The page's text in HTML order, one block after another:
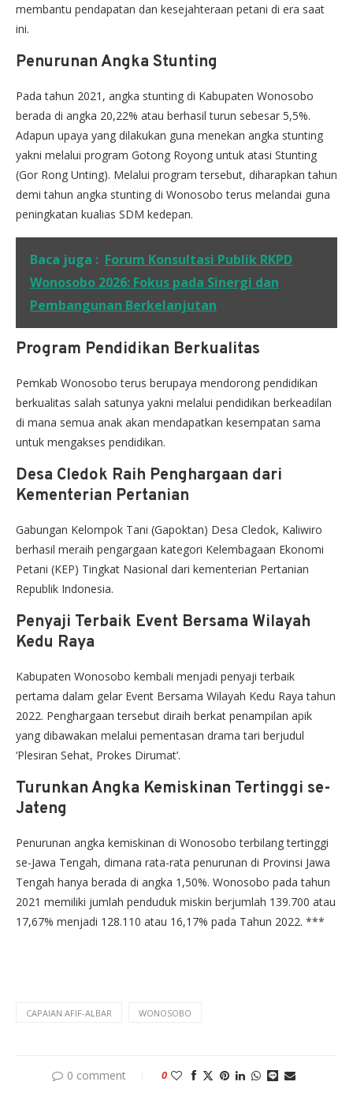
membantu pendapatan dan kesejahteraan petani di era saat
ini.
Penurunan Angka Stunting
Pada tahun 2021, angka stunting di Kabupaten Wonosobo
berada di angka 20,22% atau berhasil turun sebesar 5,5%.
Adapun upaya yang dilakukan guna menekan angka stunting
yakni melalui program Gotong Royong untuk atasi Stunting
(Gor Rong Unting). Melalui program tersebut, diharapkan tahun
demi tahun angka stunting di Wonosobo terus melandai guna
peningkatan kualias SDM kedepan.
Baca juga : Forum Konsultasi Publik RKPD
Wonosobo 2026: Fokus pada Sinergi dan
Pembangunan Berkelanjutan
Program Pendidikan Berkualitas
Pemkab Wonosobo terus berupaya mendorong pendidikan
berkualitas salah satunya yakni melalui pendidikan berkeadilan
di mana semua anak akan mendapatkan kesempatan sama
untuk mengakses pendidikan.
Desa Cledok Raih Penghargaan dari
Kementerian Pertanian
Gabungan Kelompok Tani (Gapoktan) Desa Cledok, Kaliwiro
berhasil meraih pengargaan kategori Kelembagaan Ekonomi
Petani (KEP) Tingkat Nasional dari kementerian Pertanian
Republik Indonesia.
Penyaji Terbaik Event Bersama Wilayah
Kedu Raya
Kabupaten Wonosobo kembali menjadi penyaji terbaik
pertama dalam gelar Event Bersama Wilayah Kedu Raya tahun
2022. Penghargaan tersebut diraih berkat penampilan apik
yang dibawakan melalui pementasan drama tari berjudul
‘Plesiran Sehat, Prokes Dirumat’.
Turunkan Angka Kemiskinan Tertinggi se-
Jateng
Penurunan angka kemiskinan di Wonosobo terbilang tertinggi
se-Jawa Tengah, dimana rata-rata penurunan di Provinsi Jawa
Tengah hanya berada di angka 1,50%. Wonosobo pada tahun
2021 memiliki jumlah penduduk miskin berjumlah 139.700 atau
17,67% menjadi 128.110 atau 16,17% pada Tahun 2022. ***
CAPAIAN AFIF-ALBAR WONOSOBO
0 comment 0